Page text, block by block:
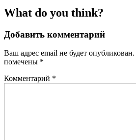
What do you think?
Добавить комментарий
Ваш адрес email не будет опубликован.
помечены *
Комментарий *